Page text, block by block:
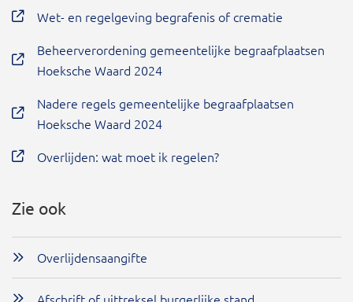
Wet- en regelgeving begrafenis of crematie
Beheerverordening gemeentelijke begraafplaatsen
Hoeksche Waard 2024
Nadere regels gemeentelijke begraafplaatsen
Hoeksche Waard 2024
Overlijden: wat moet ik regelen?
Zie ook
Overlijdensaangifte